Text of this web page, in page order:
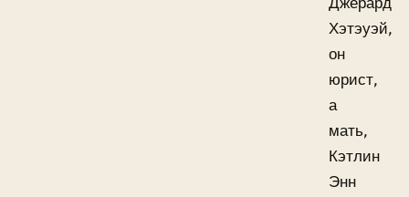
Хэтэуэй,
он
юрист,
а
мать,
Кэтлин
Энн